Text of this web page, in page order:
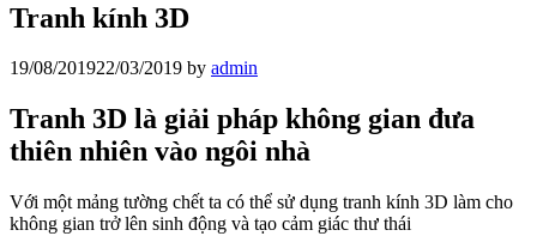
Tranh kính 3D
19/08/201922/03/2019 by admin
Tranh 3D là giải pháp không gian đưa
thiên nhiên vào ngôi nhà
Với một mảng tường chết ta có thể sử dụng tranh kính 3D làm cho
không gian trở lên sinh động và tạo cảm giác thư thái